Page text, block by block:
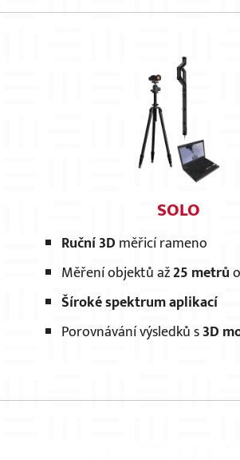
SOLO
Ruční 3D měřicí rameno
Měření objektů až25 metrů
Šíroké spektrum aplikací
Porovnávání výsledků s3D